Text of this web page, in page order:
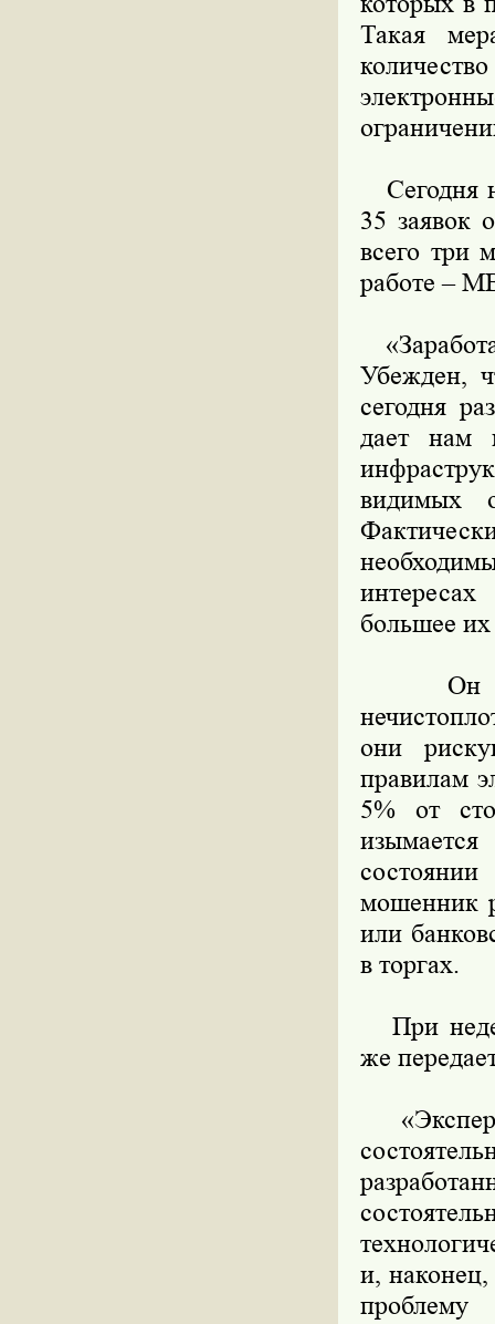
Такая
Сегодня
35 заявок
всего три
работе –
Убежден,
сегодня
дает нам
видимых
большее
Он
они
правилам
5% от
мошенник
или
в торгах.
При
же
и, наконец,
проблему